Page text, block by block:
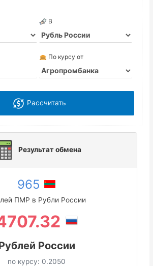
В
По курсу от
Рассчитать
Результат обмена
965
ПМР в Рубли России
России
по курсу: 0.2050